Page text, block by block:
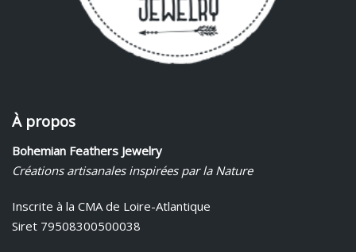
À propos
Bohemian Feathers Jewelry
Créations artisanales inspirées par la Nature
Inscrite à la CMA de Loire-Atlantique
Siret 79508300500038